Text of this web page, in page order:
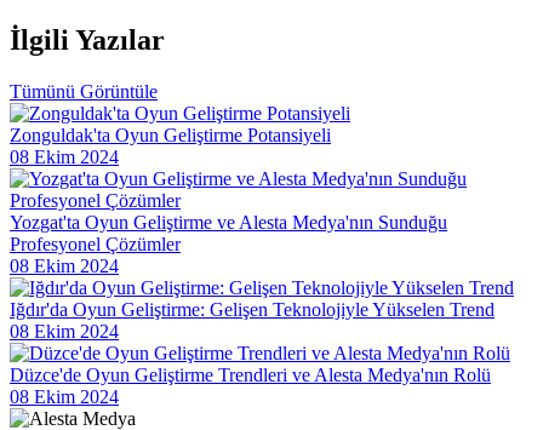
İçin İpuçları
Müzik Prodüktörleri İçin Web Sitesi Tasarımı: Başarılı Bir Dijital
Kimlik Oluşturmanın Püf Noktaları
Ziraat Mühendisi Web Sitesi Tasarımı: Başarılı Bir Dijital Yolculuk
İçin İpuçları
Bebeğiniz İçin En İyi Ürünleri Bulabileceğiniz Harika Bir Web
Sitesi Tasarımı
Online Kurslar ve Seminerler İçin Web Tasarımı: Dijital Dünyada
Etkili Bir Yolculuk
Yemek Tarifi ve Yemek Siparişi Web Sitesi Tasarımı: Lezzetli Bir
Deneyim Sunmak İçin En İyi Yöntemler
Online Eğitim Platformu Web Tasarımı: Başarılı Bir Dijital Deneyim
İçin İhtiyacınız Olan Her Şey!
İlgili Yazılar
Tümünü Görüntüle
Zonguldak'ta Oyun Geliştirme Potansiyeli
08 Ekim 2024
Yozgat'ta Oyun Geliştirme ve Alesta Medya'nın Sunduğu
Profesyonel Çözümler
08 Ekim 2024
Iğdır'da Oyun Geliştirme: Gelişen Teknolojiyle Yükselen Trend
08 Ekim 2024
Düzce'de Oyun Geliştirme Trendleri ve Alesta Medya'nın Rolü
08 Ekim 2024